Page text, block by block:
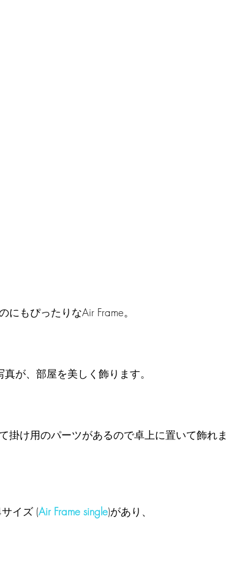
もぴったりなAir Frame。
が、部屋を美しく飾ります。
掛け用のパーツがあるので卓上に置いて飾れま
イズ (Air Frame single)があり、